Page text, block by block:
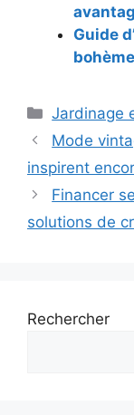
Guide
Catégories
Jardinage
Navigation
des
articles
Mode
inspirent
Financer
solutions de
Rechercher